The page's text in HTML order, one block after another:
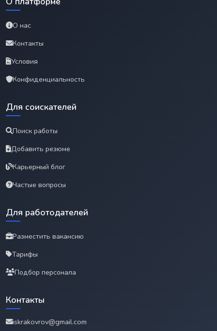
О нас
Контакты
Условия
Конфиденциальность
Для соискателей
Поиск работы
Добавить резюме
Карьерный блог
Частые вопросы
Для работодателей
Разместить вакансию
Тарифы
Подбор персонала
Контакты
iskrakovrov@gmail.com